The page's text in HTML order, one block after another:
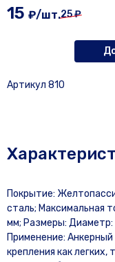
15 ₽/шт.25 ₽
Артикул 810
Покрытие:
сталь; Максимальная
мм; Размеры: Диаметр:
Применение: Анкерный
крепления как